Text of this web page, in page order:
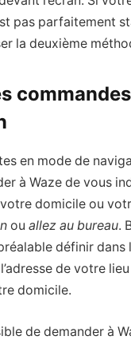
pas parfaitement
la deuxième
en mode de
à Waze de vous
domicile ou
ou allez au bureau.
définir dans
de votre
domicile.
de demander à